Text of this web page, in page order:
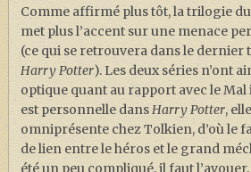
Comme affirmé plus tôt, la trilogie
met plus l’accent sur une menace
(ce qui se retrouvera dans le dernier
Harry Potter). Les deux séries n’ont
optique quant au rapport avec le Mal
est personnelle dansHarry Potter,
omniprésente chez Tolkien, d’où le
de lien entre le héros et le grand
été un peu compliqué, il faut